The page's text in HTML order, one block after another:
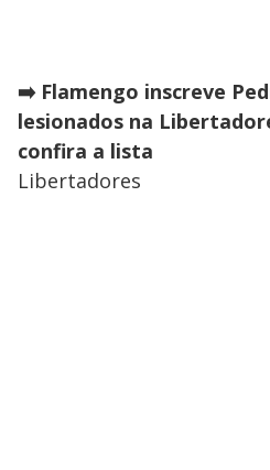
➡️ Flamengo inscreve
lesionados na
confira a lista
Libertadores